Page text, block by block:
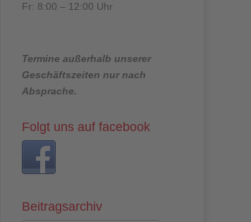
Fr: 8:00 – 12:00 Uhr
Termine außerhalb unserer
Geschäftszeiten nur nach
Absprache.
Folgt uns auf facebook
Beitragsarchiv